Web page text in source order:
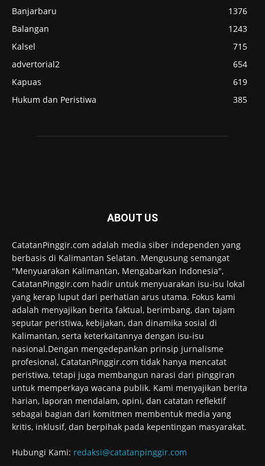
Banjarbaru
1376
Balangan
1243
Kalsel
715
advertorial2
654
Kapuas
619
Hukum dan Peristiwa
385
ABOUT US
CatatanPinggir.com adalah media siber independen yang
berbasis di Kalimantan Selatan. Mengusung semangat
"Menyuarakan Kalimantan, Mengabarkan Indonesia",
CatatanPinggir.com hadir untuk menyuarakan isu-isu lokal
yang kerap luput dari perhatian arus utama. Fokus kami
adalah menyajikan berita faktual, berimbang, dan tajam
seputar peristiwa, kebijakan, dan dinamika sosial di
Kalimantan, serta keterkaitannya dengan isu-isu
nasional.Dengan mengedepankan prinsip jurnalisme
profesional, CatatanPinggir.com tidak hanya mencatat
peristiwa, tetapi juga membangun narasi dari pinggiran
untuk memperkaya wacana publik. Kami menyajikan berita
harian, laporan mendalam, opini, dan catatan reflektif
sebagai bagian dari komitmen membentuk media yang
kritis, inklusif, dan berpihak pada kepentingan masyarakat.
Hubungi Kami: redaksi@catatanpinggir.com